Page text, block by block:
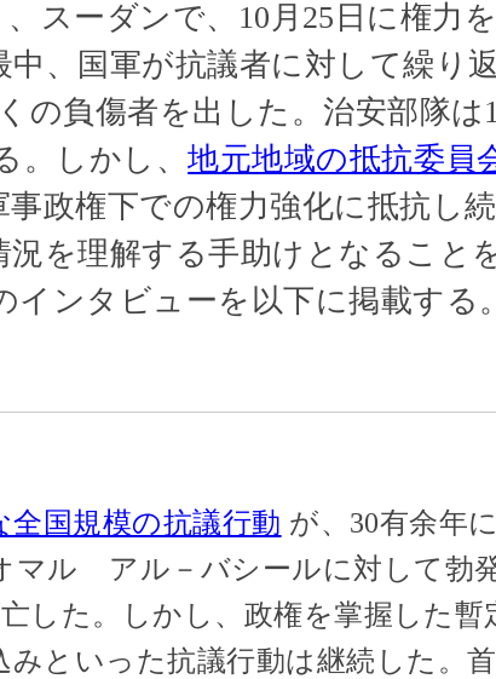
、スーダンで、10月25日に権力
、国軍が抗議者に対して繰り
の負傷者を出した。治安部隊は
。しかし、地元地域の抵抗委員
政権下での権力強化に抵抗し
を理解する手助けとなること
ンタビューを以下に掲載する。
全国規模の抗議行動 が、30有余年
マル゠アル－バシールに対して勃
した。しかし、政権を掌握した暫
みといった抗議行動は継続した。